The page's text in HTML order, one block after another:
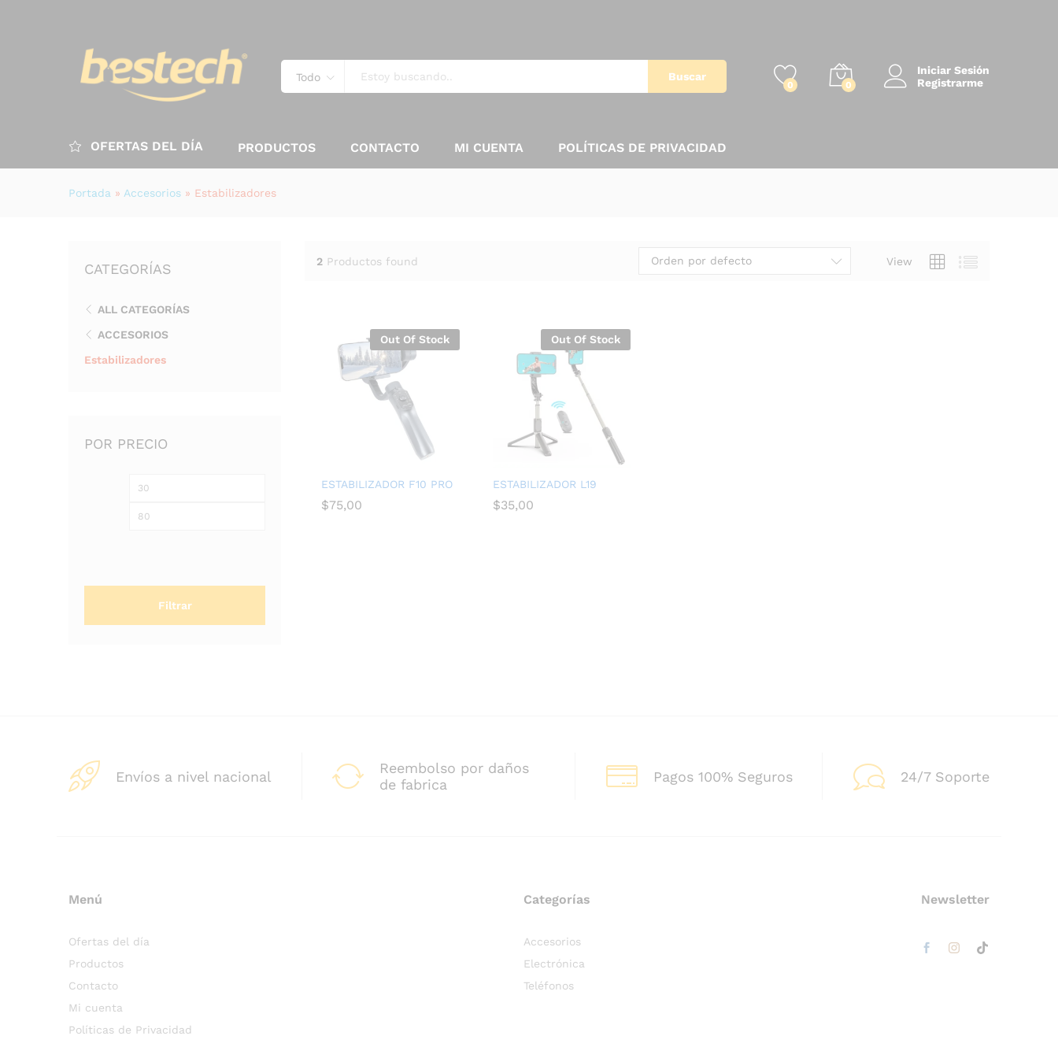
Todo Buscar
0 0
Iniciar Sesión
Registrarme
OFERTAS DEL DÍA PRODUCTOS CONTACTO MI CUENTA POLÍTICAS DE PRIVACIDAD
Portada » Accesorios » Estabilizadores
2 Productos found View
Orden por defecto
Out Of Stock
ESTABILIZADOR F10 PRO
$75,00
$75,00
Out Of Stock
ESTABILIZADOR L19
$35,00
$35,00
CATEGORÍAS
ALL CATEGORÍAS
ACCESORIOS
Estabilizadores
POR PRECIO
Filtrar
Envíos a nivel nacional
Reembolso por daños
de fabrica
Pagos 100% Seguros 24/7 Soporte
Menú
Ofertas del día
Productos
Contacto
Mi cuenta
Políticas de Privacidad
Categorías
Accesorios
Electrónica
Teléfonos
Newsletter